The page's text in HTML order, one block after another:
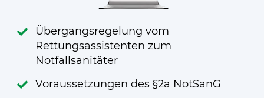
Übergangsregelung vom
Rettungsassistenten zum
Notfallsanitäter
Voraussetzungen des §2a NotSanG